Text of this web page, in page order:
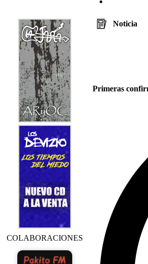
COLABORACIONES
Noticia
Primeras